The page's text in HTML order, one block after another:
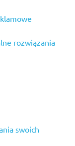
rozwiązania
swoich